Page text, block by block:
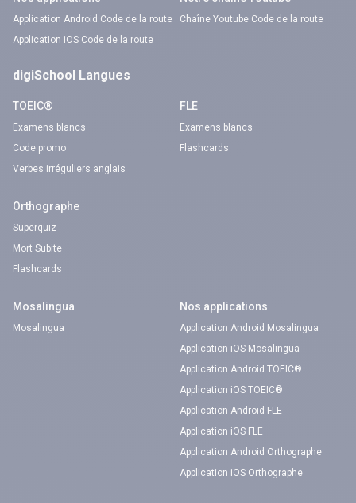
Application Android Code de la route
Application iOS Code de la route
Chaîne Youtube Code de la route
digiSchool Langues
TOEIC®
Examens blancs
Code promo
Verbes irréguliers anglais
FLE
Examens blancs
Flashcards
Orthographe
Superquiz
Mort Subite
Flashcards
Mosalingua
Mosalingua
Nos applications
Application Android Mosalingua
Application iOS Mosalingua
Application Android TOEIC®
Application iOS TOEIC®
Application Android FLE
Application iOS FLE
Application Android Orthographe
Application iOS Orthographe